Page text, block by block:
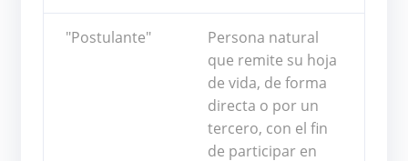
"Postulante"
Persona natural
que remite su hoja
de vida, de forma
directa o por un
tercero, con el fin
de participar en